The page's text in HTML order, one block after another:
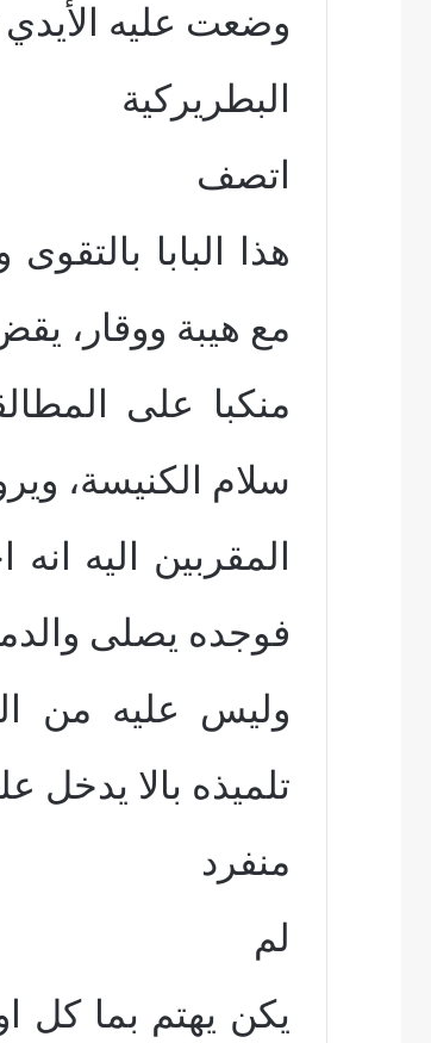
وضعت عليه
البطريركية
اتصف
هذا البابا
مع هيبة ووقار،
منكبا على
سلام الكنيسة،
المقربين اليه
فوجده يصلى
وليس عليه من
تلميذه بالا يدخل
منفرد
لم
يكن يهتم بما كل